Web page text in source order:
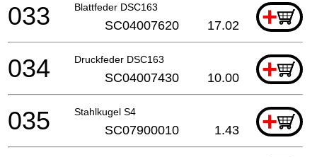
Blattfeder DSC163 +
033 SC04007620 17.02
Druckfeder DSC163 +
034 SC04007430 10.00
Stahlkugel S4 +
035 SC07900010 1.43